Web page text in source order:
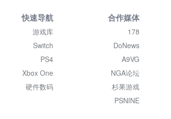
快速导航
游戏库
Switch
PS4
Xbox One
硬件数码
合作媒体
178
DoNews
A9VG
NGA论坛
杉果游戏
PSNINE